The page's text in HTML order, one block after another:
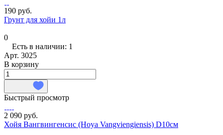
190 руб.
Грунт для хойи 1л
0
Есть в наличии: 1
Арт. 3025
В корзину
Быстрый просмотр
2 090 руб.
Хойя Вангвингенсис (Hoya Vangviengiensis) D10см